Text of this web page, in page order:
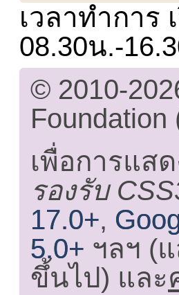
เวลาทำการ
08.30น.-
© 2010-
Foundation
เพื่อการแส
รองรับ
17.0+,
5.0+ ฯลฯ (
ขึ้นไป) และ